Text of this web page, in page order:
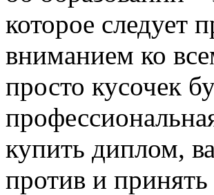
которое следует
вниманием ко
просто кусочек
купить диплом,
против и